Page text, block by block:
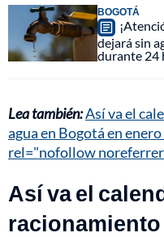
BOGOTÁ
dejará sin
durante 24
Lea también:Así va el
agua en Bogotá en
rel="nofollow
Así va el
racionamiento